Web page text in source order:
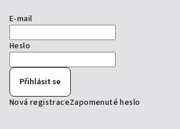
E-mail
Heslo
Přihlásit se
Nová registraceZapomenuté heslo